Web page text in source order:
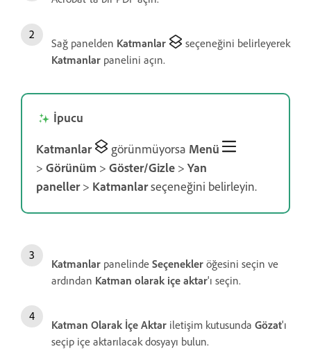
Sağ panelden Katmanlar
seçeneğini belirleyerek
Katmanlar panelini açın.
İpucu
Katmanlar görünmüyorsa Menü
> Görünüm > Göster/Gizle > Yan
paneller> Katmanlarseçeneğini belirleyin.
Katmanlar panelinde Seçenekler öğesini seçin ve
ardından Katman olarak içe aktar'ı seçin.
Katman Olarak İçe Aktar iletişim kutusunda Gözat'ı
seçip içe aktarılacak dosyayı bulun.